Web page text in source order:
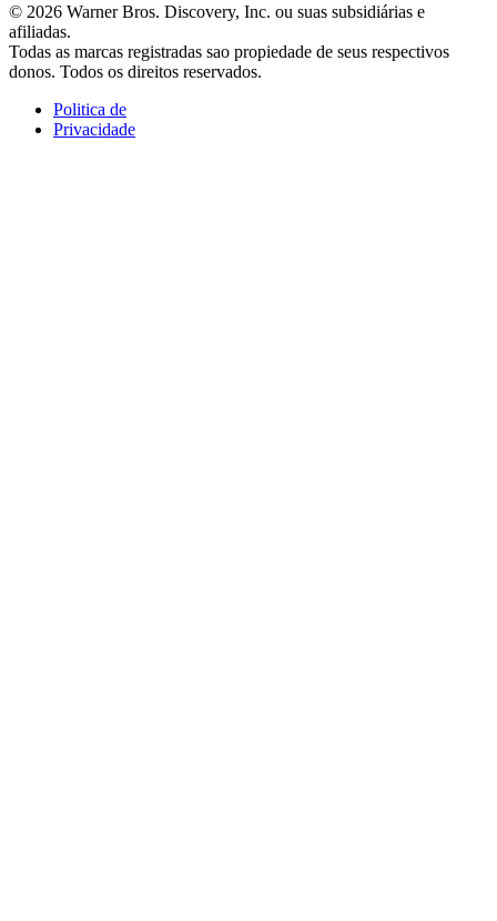
© 2026 Warner Bros. Discovery, Inc. ou suas subsidiárias e
afiliadas.
Todas as marcas registradas sao propiedade de seus respectivos
donos. Todos os direitos reservados.
Politica de
Privacidade